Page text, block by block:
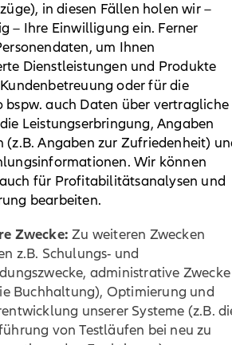
in diesen Fällen holen wir –
– Ihre Einwilligung ein. Ferner
um Ihnen
Dienstleistungen und Produkte
oder für die
bspw. auch Daten über vertragliche
Leistungserbringung, Angaben
(z.B. Angaben zur Zufriedenheit)
Wir können
für Profitabilitätsanalysen und
bearbeiten.
Zwecke:Zu weiteren Zwecken
z.B. Schulungs- und
administrative Zwecke
Buchhaltung), Optimierung und
unserer Systeme (z.B.
von Testläufen bei neu zu